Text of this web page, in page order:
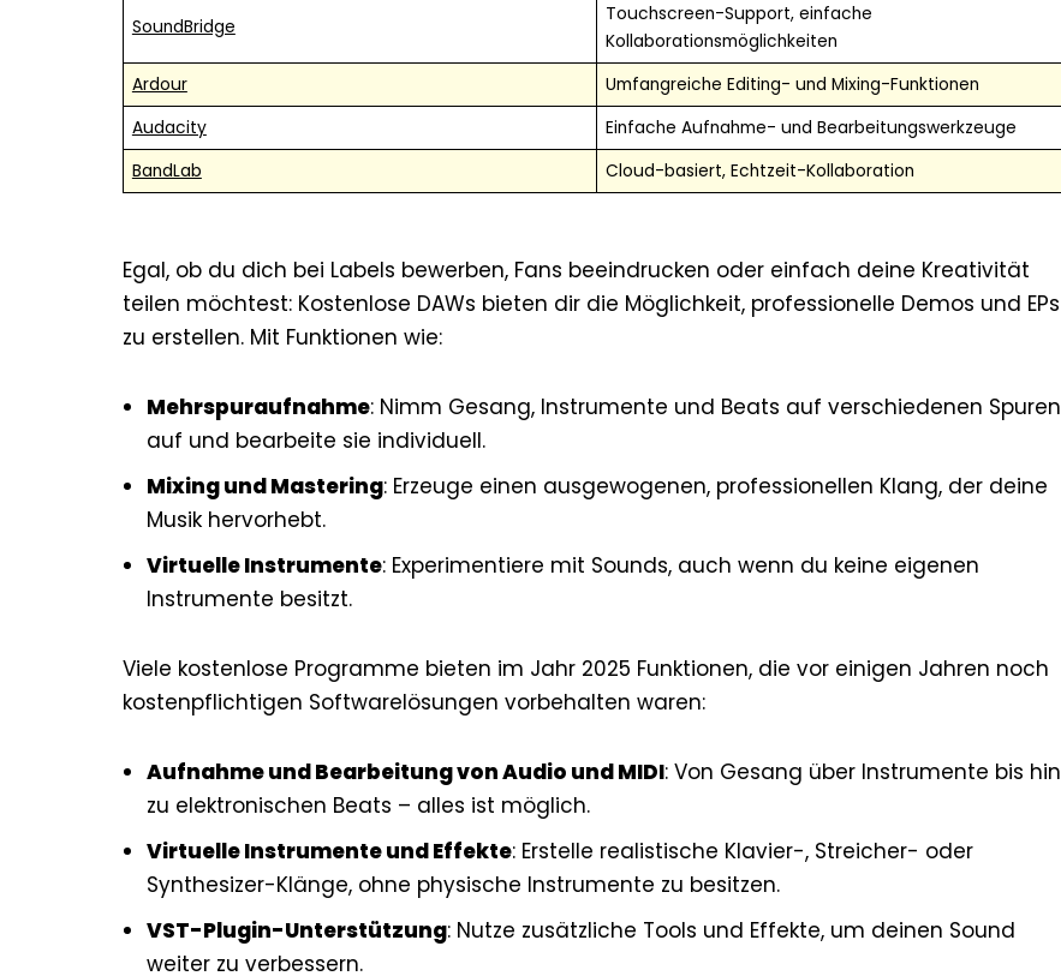
SoundBridge
Touchscreen-Support, einfache
Kollaborationsmöglichkeiten
Ardour
Umfangreiche Editing- und Mixing-Funktionen
Audacity
Einfache Aufnahme- und Bearbeitungswerkzeuge
BandLab
Cloud-basiert, Echtzeit-Kollaboration
Egal, ob du dich bei Labels bewerben, Fans beeindrucken oder einfach deine Kreativität
teilen möchtest: Kostenlose DAWs bieten dir die Möglichkeit, professionelle Demos und EPs
zu erstellen. Mit Funktionen wie:
Mehrspuraufnahme: Nimm Gesang, Instrumente und Beats auf verschiedenen Spuren
auf und bearbeite sie individuell.
Mixing und Mastering: Erzeuge einen ausgewogenen, professionellen Klang, der deine
Musik hervorhebt.
Virtuelle Instrumente: Experimentiere mit Sounds, auch wenn du keine eigenen
Instrumente besitzt.
Viele kostenlose Programme bieten im Jahr 2025 Funktionen, die vor einigen Jahren noch
kostenpflichtigen Softwarelösungen vorbehalten waren:
Aufnahme und Bearbeitung von Audio und MIDI: Von Gesang über Instrumente bis hin
zu elektronischen Beats – alles ist möglich.
Virtuelle Instrumente und Effekte: Erstelle realistische Klavier-, Streicher- oder
Synthesizer-Klänge, ohne physische Instrumente zu besitzen.
VST-Plugin-Unterstützung: Nutze zusätzliche Tools und Effekte, um deinen Sound
weiter zu verbessern.